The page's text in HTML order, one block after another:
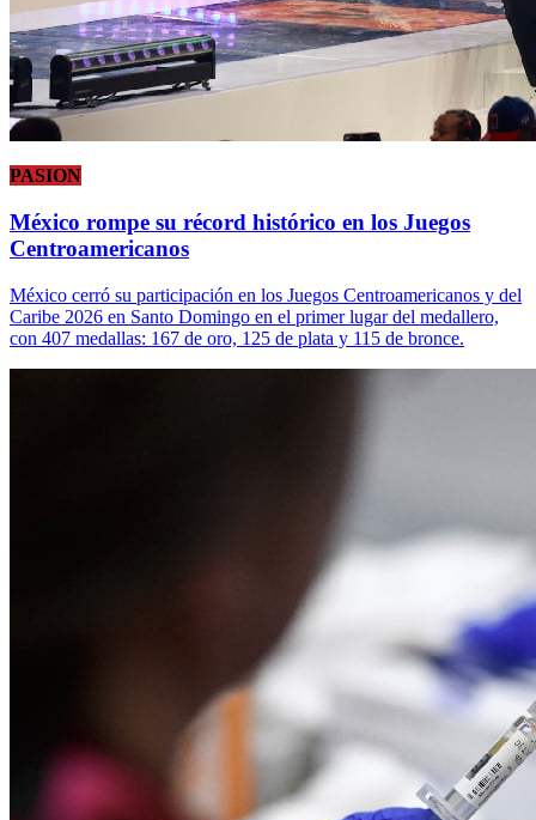
PASION
México rompe su récord histórico en los Juegos
Centroamericanos
México cerró su participación en los Juegos Centroamericanos y del
Caribe 2026 en Santo Domingo en el primer lugar del medallero,
con 407 medallas: 167 de oro, 125 de plata y 115 de bronce.